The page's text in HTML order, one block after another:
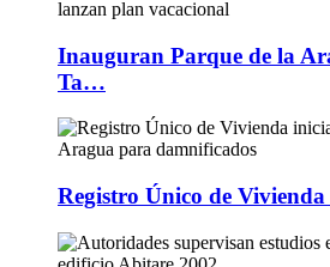
Inauguran Parque de la
Ta…
Registro Único de